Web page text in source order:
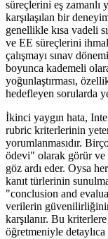
süreçlerini eş
karşılaşılan bir
genellikle kısa vadeli
ve EE süreçlerini
çalışmayı sınav
boyunca kademeli
yoğunlaştırması,
hedefleyen sorularda
İkinci yaygın hata,
rubric kriterlerinin
yorumlanmasıdır.
ödevi" olarak görür
göz ardı eder. Oysa
kanıt türlerinin
"conclusion and
verilerin
karşılanır. Bu
öğretmeniyle